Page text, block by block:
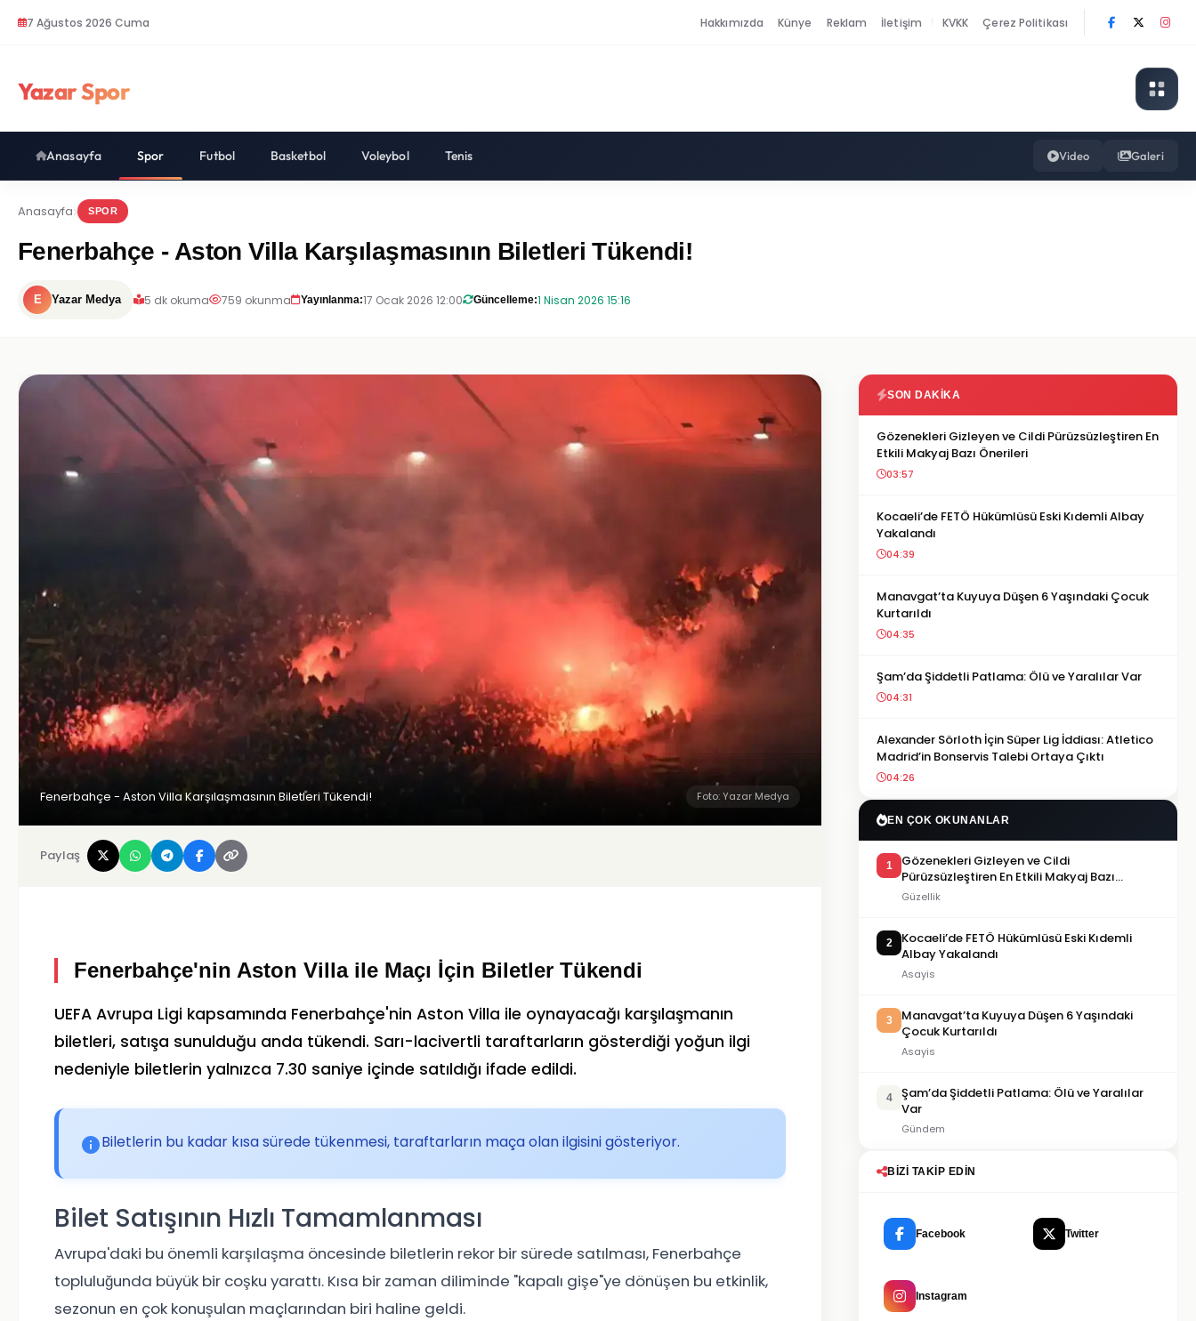
7 Ağustos 2026 Cuma Hakkımızda Künye Reklam İletişim KVKK Çerez Politikası
Yazar Spor
Anasayfa Spor Futbol Basketbol Voleybol Tenis Video Galeri
Anasayfa SPOR
Fenerbahçe - Aston Villa Karşılaşmasının Biletleri Tükendi!
E Yazar Medya 5 dk okuma 759 okunma Yayınlanma:17 Ocak 2026 12:00 Güncelleme:1 Nisan 2026 15:16
Fenerbahçe - Aston Villa Karşılaşmasının Biletleri Tükendi! Foto: Yazar Medya
Paylaş
Fenerbahçe'nin Aston Villa ile Maçı İçin Biletler Tükendi
UEFA Avrupa Ligi kapsamında Fenerbahçe'nin Aston Villa ile oynayacağı karşılaşmanın
biletleri, satışa sunulduğu anda tükendi. Sarı-lacivertli taraftarların gösterdiği yoğun ilgi
nedeniyle biletlerin yalnızca 7.30 saniye içinde satıldığı ifade edildi.
Biletlerin bu kadar kısa sürede tükenmesi, taraftarların maça olan ilgisini gösteriyor.
Bilet Satışının Hızlı Tamamlanması
Avrupa'daki bu önemli karşılaşma öncesinde biletlerin rekor bir sürede satılması, Fenerbahçe
topluluğunda büyük bir coşku yarattı. Kısa bir zaman diliminde "kapalı gişe"ye dönüşen bu etkinlik,
sezonun en çok konuşulan maçlarından biri haline geldi.
SON DAKIKA
Gözenekleri Gizleyen ve Cildi Pürüzsüzleştiren En
Etkili Makyaj Bazı Önerileri
03:57
Kocaeli’de FETÖ Hükümlüsü Eski Kıdemli Albay
Yakalandı
04:39
Manavgat’ta Kuyuya Düşen 6 Yaşındaki Çocuk
Kurtarıldı
04:35
Şam’da Şiddetli Patlama: Ölü ve Yaralılar Var
04:31
Alexander Sörloth İçin Süper Lig İddiası: Atletico
Madrid’in Bonservis Talebi Ortaya Çıktı
04:26
EN ÇOK OKUNANLAR
1
Gözenekleri Gizleyen ve Cildi
Pürüzsüzleştiren En Etkili Makyaj Bazı
Önerileri
Güzellik
2
Kocaeli’de FETÖ Hükümlüsü Eski Kıdemli
Albay Yakalandı
Asayis
3
Manavgat’ta Kuyuya Düşen 6 Yaşındaki
Çocuk Kurtarıldı
Asayis
4
Şam’da Şiddetli Patlama: Ölü ve Yaralılar
Var
Gündem
BIZI TAKIP EDIN
Facebook Twitter
Instagram